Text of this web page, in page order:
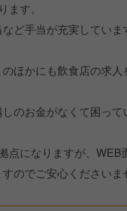
す。
ど手当が充実していま
ほかにも飲食店の求人
のお金がなくて困っ
点になりますが、WEB
のでご安心くださいま